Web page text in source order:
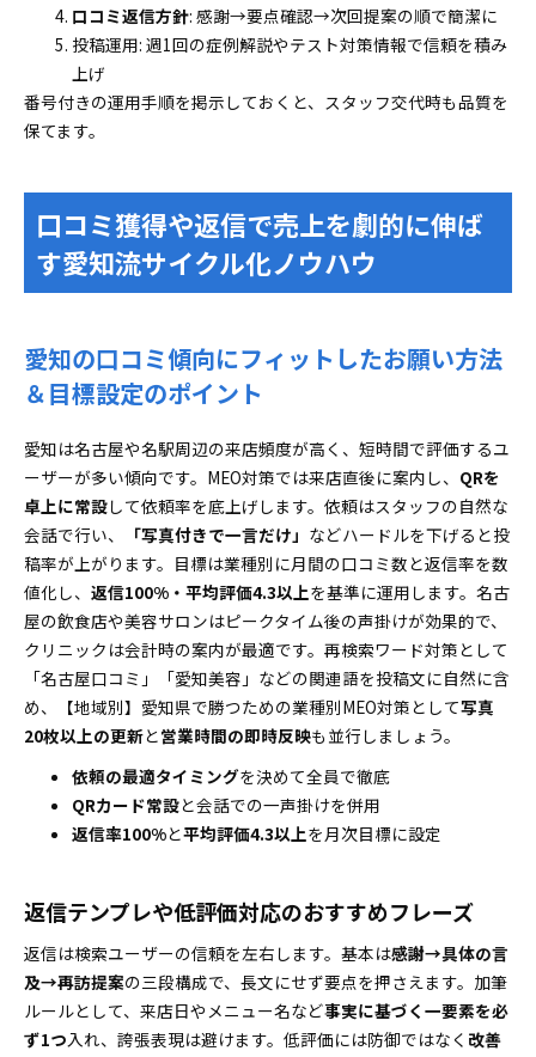
口コミ返信方針: 感謝→要点確認→次回提案の順で簡潔に
投稿運用: 週1回の症例解説やテスト対策情報で信頼を積み
上げ
番号付きの運用手順を掲示しておくと、スタッフ交代時も品質を
保てます。
口コミ獲得や返信で売上を劇的に伸ば
す愛知流サイクル化ノウハウ
愛知の口コミ傾向にフィットしたお願い方法
＆目標設定のポイント
愛知は名古屋や名駅周辺の来店頻度が高く、短時間で評価するユ
ーザーが多い傾向です。MEO対策では来店直後に案内し、 QRを
卓上に常設して依頼率を底上げします。依頼はスタッフの自然な
会話で行い、
「写真付きで一言だけ」 などハードルを下げると投
稿率が上がります。目標は業種別に月間の口コミ数と返信率を数
値化し、 返信100%・平均評価4.3以上を基準に運用します。名古
屋の飲食店や美容サロンはピークタイム後の声掛けが効果的で、
クリニックは会計時の案内が最適です。再検索ワード対策として
「名古屋口コミ」「愛知美容」などの関連語を投稿文に自然に含
め、【地域別】愛知県で勝つための業種別MEO対策として写真
20枚以上の更新と営業時間の即時反映も並行しましょう。
依頼の最適タイミングを決めて全員で徹底
QRカード常設と会話での一声掛けを併用
返信率100%と平均評価4.3以上を月次目標に設定
返信テンプレや低評価対応のおすすめフレーズ
返信は検索ユーザーの信頼を左右します。基本は感謝→具体の言
及→再訪提案の三段構成で、長文にせず要点を押さえます。加筆
ルールとして、来店日やメニュー名など事実に基づく一要素を必
ず1つ入れ、誇張表現は避けます。低評価には防御ではなく 改善